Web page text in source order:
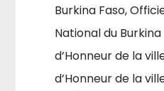
Burkina Faso,
National du
d’Honneur de la
d’Honneur de la